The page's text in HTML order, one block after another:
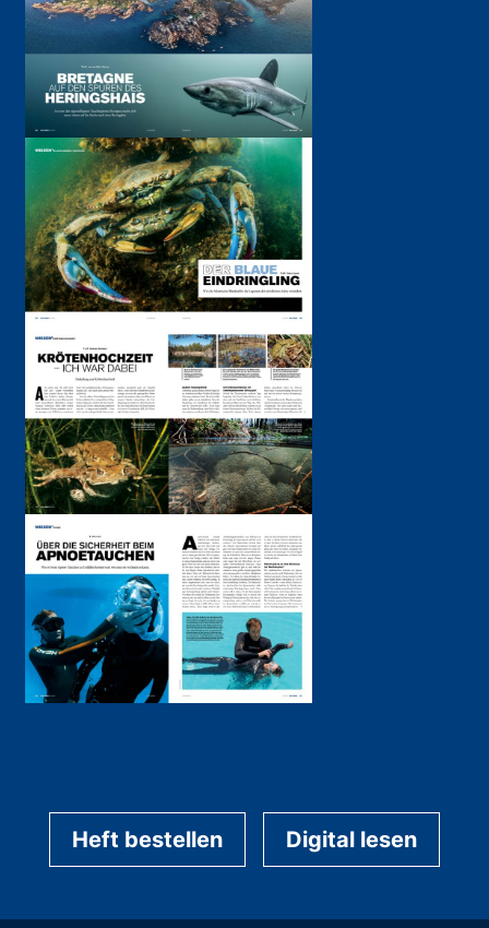
Heft bestellen Digital lesen